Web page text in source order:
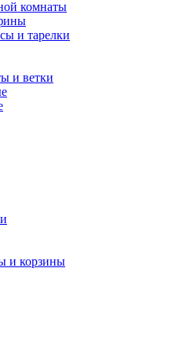
комнаты
и тарелки
и ветки
и корзины